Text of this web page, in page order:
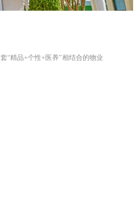
“精品+个性+医养”相结合的物业